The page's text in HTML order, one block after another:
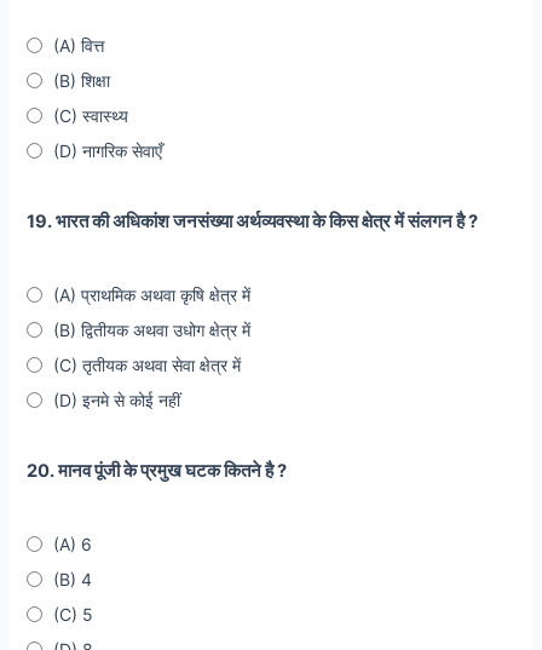
(A) वित्त
(B) शिक्षा
(C) स्वास्थ्य
(D) नागरिक सेवाएँ
19. भारत की अधिकांश जनसंख्या अर्थव्यवस्था के किस क्षेत्र में संलगन है ?
(A) प्राथमिक अथवा कृषि क्षेत्र में
(B) द्वितीयक अथवा उधोग क्षेत्र में
(C) तृतीयक अथवा सेवा क्षेत्र में
(D) इनमे से कोई नहीं
20. मानव पूंजी के प्रमुख घटक कितने है ?
(A) 6
(B) 4
(C) 5